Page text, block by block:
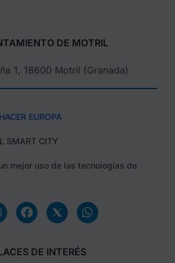
DE MOTRIL
1, 18600 Motril (Granada)​
EUROPA
SMART CITY
mejor uso de las tecnologías de
DE INTERÉS